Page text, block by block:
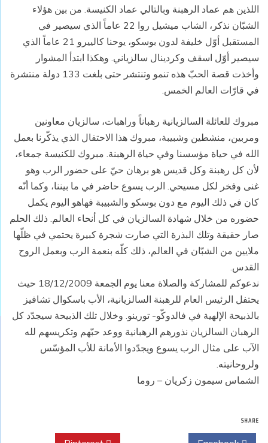
اللذين هم عماد الرهبنة وبالتالي عماد الكنيسة. من بين هؤلاء
الشبّان نذكر، الشاب ميشيل روا 22 عاماً الذي سيصير في
المستقبل أوّل خليفة لدون بوسكو، يوحنا كالييرو 21 عاماً الذي
سيصير أوّل اسقف وكردينال سالزياني. وهكذا ابتدأ المشوار
وأخذت قصة الحبّ هذه تنمو وتنتشر حتى بلغت 133 دولة منتشرة
في قارّات العالم الخمس.
مبروك للعائلة السالزيانية رهباناً وراهبات، سالزيان معاونين
ومربين، منشطين وشبيبة، مبروك هذا الاحتفال الذي يذكّرنا بعمل
الله في حياة مؤسسنا وفي حياة الرهبنة. مبروك للكنيسة جمعاء،
لأن كل رهبنة وكل قديس هو برهان حيّ على حضور الرب وهو
غنى وفخر لكل مسيحي. الرب يسوع حاضر في ما بيننا، وكما أنّه
كان في ذلك اليوم مع دون بوسكو والشبيبة فهاهو اليوم يكمل
حضوره من خلال شهادة السالزيان في كل أنحاء العالم. ذلك الحلم
صار حقيقة وتلك البذرة التي صارت شجرة كبيرة يحتمي في ظلّها
ملايين من الشبّان في العالم، ذلك كلّه بنعمة الرب وبعمل الروح
القدس.
ندعوكم للمشاركة والصلاة معنا يوم الجمعة 18/12/2009 حيث
يحتفل الرئيس العام للرهبنة السالزيانية، الأب باسكوال تشافيز
بالذبيحة الإلهية في فالدوكّو- تورينو. وخلال تلك الذبيحة سيجدّد كل
الرهبان السالزيان نذورهم الرهبانية ووعد حبّهم وتكريسهم لله
الآب على مثال الرب يسوع ويجدّدوا الأمانة للأب المؤسّس
ولروحانيته.
الشماس سيمون زكريان – روما
SHARE